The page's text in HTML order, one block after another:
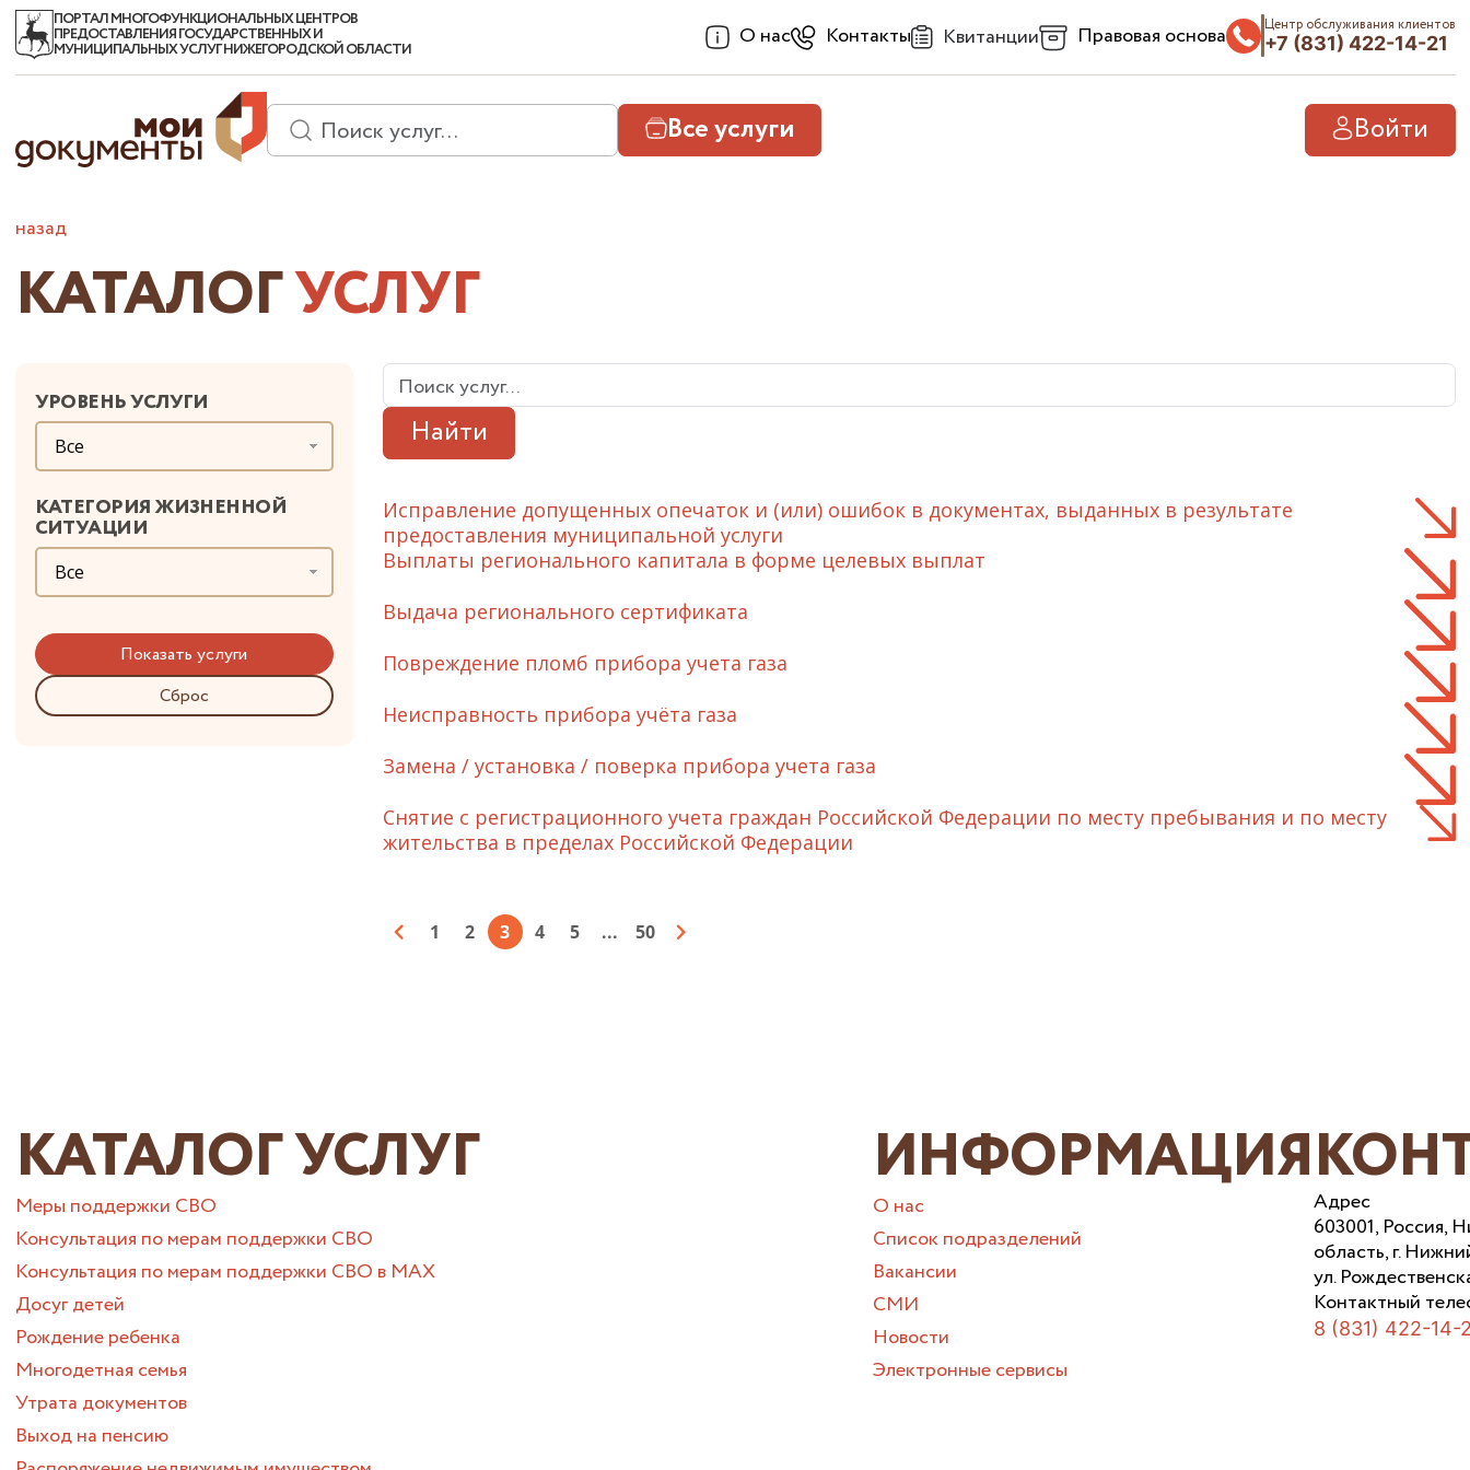
ПОРТАЛ МНОГОФУНКЦИОНАЛЬНЫХ ЦЕНТРОВ
ПРЕДОСТАВЛЕНИЯ ГОСУДАРСТВЕННЫХ И
МУНИЦИПАЛЬНЫХ УСЛУГ НИЖЕГОРОДСКОЙ ОБЛАСТИ О нас Контакты Квитанции Правовая основа Центр обслуживания клиентов
+7 (831) 422-14-21
Все услуги Войти
назад
КАТАЛОГУСЛУГ
УРОВЕНЬ УСЛУГИ
Все
КАТЕГОРИЯ ЖИЗНЕННОЙ
СИТУАЦИИ
Все
Сброс
Найти
Исправление допущенных опечаток и (или) ошибок в документах, выданных в результате
предоставления муниципальной услуги
Выплаты регионального капитала в форме целевых выплат
Выдача регионального сертификата
Повреждение пломб прибора учета газа
Неисправность прибора учёта газа
Замена / установка / поверка прибора учета газа
Снятие с регистрационного учета граждан Российской Федерации по месту пребывания и по месту
жительства в пределах Российской Федерации
1 2 3 4 5 ... 50
КАТАЛОГ УСЛУГ
Меры поддержки СВО
Консультация по мерам поддержки СВО
Консультация по мерам поддержки СВО в МАХ
Досуг детей
Рождение ребенка
Многодетная семья
Утрата документов
Выход на пенсию
ИНФОРМАЦИЯ
О нас
Список подразделений
Вакансии
СМИ
Новости
Электронные сервисы
Адрес
603001, Россия,
область, г.
ул.
Контактный
8 (831) 422-14-